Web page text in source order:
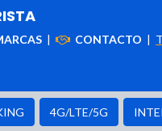
| CONTACTO |
4G/LTE/5G